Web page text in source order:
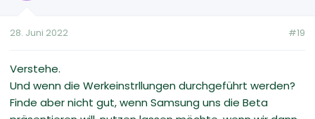
28. Juni 2022 #19
Verstehe.
Und wenn die Werkeinstrllungen durchgeführt werden?
Finde aber nicht gut, wenn Samsung uns die Beta